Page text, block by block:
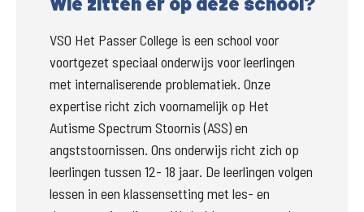
VSO Het Passer College is een school voor
voortgezet speciaal onderwijs voor leerlingen
met internaliserende problematiek. Onze
expertise richt zich voornamelijk op Het
Autisme Spectrum Stoornis (ASS) en
angststoornissen. Ons onderwijs richt zich op
leerlingen tussen 12- 18 jaar. De leerlingen volgen
lessen in een klassensetting met les- en